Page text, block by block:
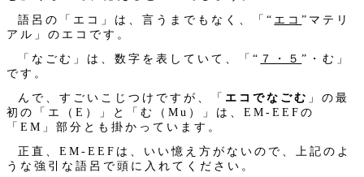
語呂の「エコ」は、言うまでもなく、「“ エコ”マテリ
アル」のエコです。
「なごむ」は、数字を表していて、「“ ７・５”・む」
です。
んで、すごいこじつけですが、「 エコでなごむ 」の最
初の「エ（E）」と「む（Mu）」は、EM-EEFの
「EM」部分とも掛かっています。
正直、EM-EEFは、いい憶え方がないので、上記のよ
うな強引な語呂で頭に入れてください。